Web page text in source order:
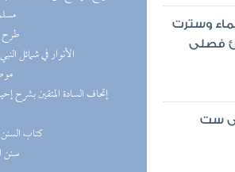
(5)
(5) الأنوار في شمائل
(5)
(5) كتاب
(4)
وسترت
فصلى
ست